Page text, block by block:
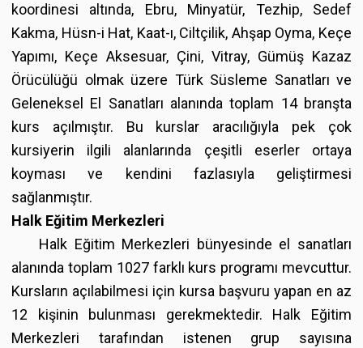
koordinesi altında, Ebru, Minyatür, Tezhip, Sedef
Kakma, Hüsn-i Hat, Kaat-ı, Ciltçilik, Ahşap Oyma, Keçe
Yapımı, Keçe Aksesuar, Çini, Vitray, Gümüş Kazaz
Örücülüğü olmak üzere Türk Süsleme Sanatları ve
Geleneksel El Sanatları alanında toplam 14 branşta
kurs açılmıştır. Bu kurslar aracılığıyla pek çok
kursiyerin ilgili alanlarında çeşitli eserler ortaya
koyması ve kendini fazlasıyla geliştirmesi
sağlanmıştır.
Halk Eğitim Merkezleri
Halk Eğitim Merkezleri bünyesinde el sanatları
alanında toplam 1027 farklı kurs programı mevcuttur.
Kursların açılabilmesi için kursa başvuru yapan en az
12 kişinin bulunması gerekmektedir. Halk Eğitim
Merkezleri tarafından istenen grup sayısına